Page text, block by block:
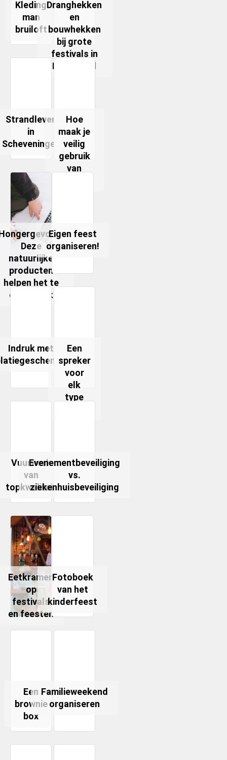
Kleding
man
bruiloft
Dranghekken
en
bouwhekken
bij grote
festivals in
Nederland
Strandleven
in
Scheveningen
Hoe
maak je
veilig
gebruik
van
Deze
natuurlijke
producten
helpen het te
onderdruk
Eigen feest
organiseren!
Indruk met
Een
spreker
voor
elk
type
Vuurwerk
van
topkwaliteit
Evenementbeveiliging
vs.
ziekenhuisbeveiliging
Eetkramen
op
festivals
en feesten
Fotoboek
van het
kinderfeest
Een
brownie
box
Familieweekend
organiseren